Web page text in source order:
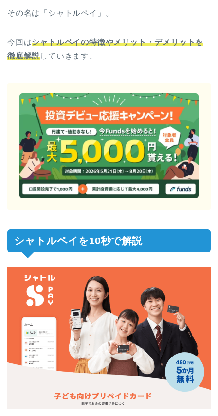
その名は「シャトルペイ」。
今回はシャトルペイの特徴やメリット・デメリットを
徹底解説していきます。
シャトルペイを10秒で解説